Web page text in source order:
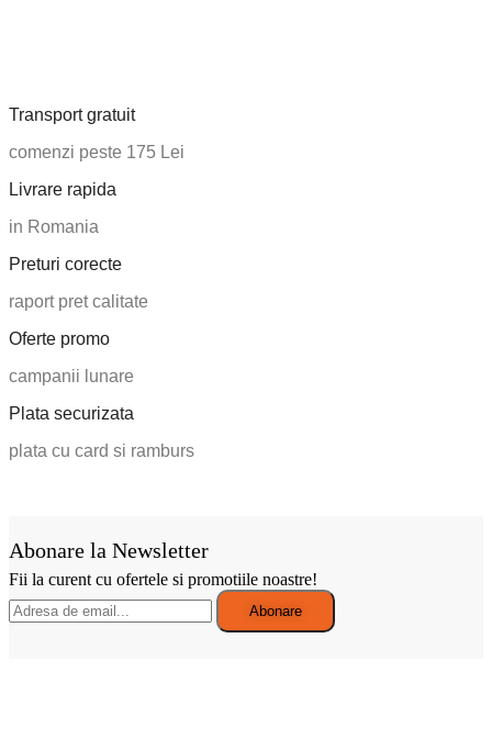
Transport gratuit
comenzi peste 175 Lei
Livrare rapida
in Romania
Preturi corecte
raport pret calitate
Oferte promo
campanii lunare
Plata securizata
plata cu card si ramburs
Abonare la Newsletter
Fii la curent cu ofertele si promotiile noastre!